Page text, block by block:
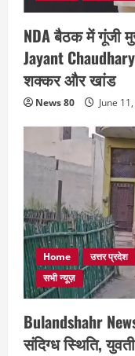
NDA बैठक में गूंजी
Jayant
शक्कर और खांड
News 80 June
Home उत्तर प्रदेश
सभी न्यूज़
Bulandshahr
संदिग्ध स्थिति,